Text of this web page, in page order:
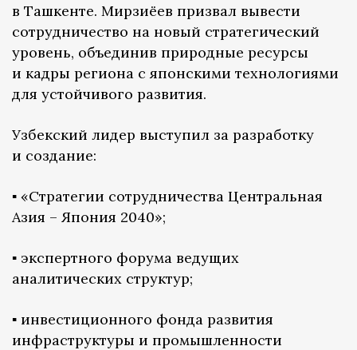
в Ташкенте. Мирзиёев призвал вывести
сотрудничество на новый стратегический
уровень, объединив природные ресурсы
и кадры региона с японскими технологиями
для устойчивого развития.
Узбекский лидер выступил за разработку
и создание:
▪️ «Стратегии сотрудничества Центральная
Азия – Япония 2040»;
▪️ экспертного форума ведущих
аналитических структур;
▪️ инвестиционного фонда развития
инфраструктуры и промышленности